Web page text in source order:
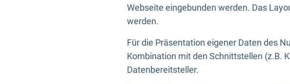
Webseite eingebunden werden. Das
werden.
Für die Präsentation eigener Daten des
Kombination mit den Schnittstellen (z.B.
Datenbereitsteller.